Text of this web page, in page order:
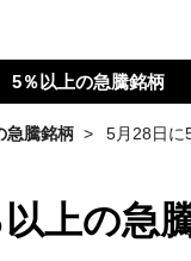
5％以上の急騰銘柄
急騰銘柄 5月28日に
上の急